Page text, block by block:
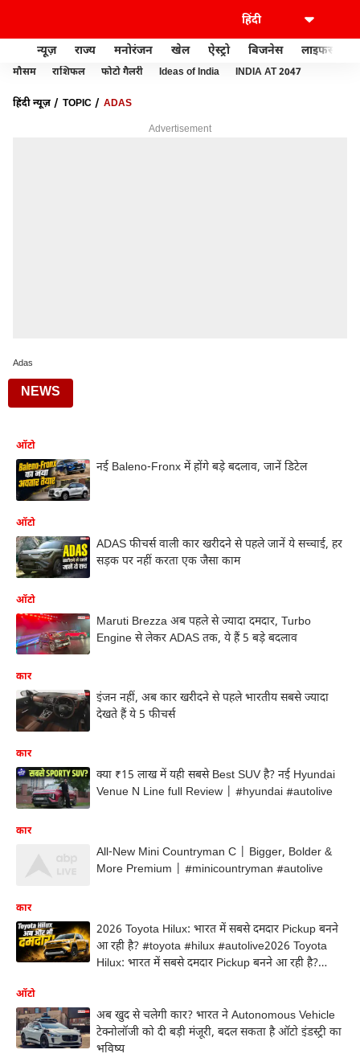
न्यूज़ राज्य मनोरंजन खेल ऐस्ट्रो बिजनेस लाइफस्टाइल
मौसम राशिफल फोटो गैलरी Ideas of India INDIA AT 2047
हिंदी न्यूज़ TOPIC
ADAS
Advertisement
Adas
NEWS
ऑटो
नई Baleno-Fronx में होंगे बड़े बदलाव, जानें डिटेल
ऑटो
ADAS फीचर्स वाली कार खरीदने से पहले जानें ये सच्चाई, हर
सड़क पर नहीं करता एक जैसा काम
ऑटो
Maruti Brezza अब पहले से ज्यादा दमदार, Turbo
Engine से लेकर ADAS तक, ये हैं 5 बड़े बदलाव
कार
इंजन नहीं, अब कार खरीदने से पहले भारतीय सबसे ज्यादा
देखते हैं ये 5 फीचर्स
कार
क्या ₹15 लाख में यही सबसे Best SUV है? नई Hyundai
Venue N Line full Review | #hyundai #autolive
कार
All-New Mini Countryman C | Bigger, Bolder &
More Premium | #minicountryman #autolive
कार
2026 Toyota Hilux: भारत में सबसे दमदार Pickup बनने
आ रही है? #toyota #hilux #autolive2026 Toyota
Hilux: भारत में सबसे दमदार Pickup बनने आ रही है?
ऑटो
अब खुद से चलेगी कार? भारत ने Autonomous Vehicle
टेक्नोलॉजी को दी बड़ी मंजूरी, बदल सकता है ऑटो इंडस्ट्री का
भविष्य